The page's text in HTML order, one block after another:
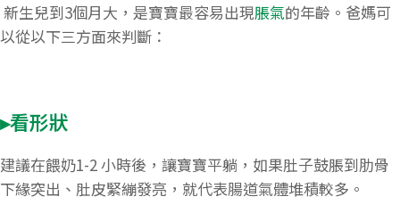
​ 新生兒到3個月大，是寶寶最容易出現脹氣的年齡。爸媽可
以從以下三方面來判斷：
▸看形狀
建議在餵奶1-2 小時後，讓寶寶平躺，如果肚子鼓脹到肋骨
下緣突出、肚皮緊繃發亮，就代表腸道氣體堆積較多。